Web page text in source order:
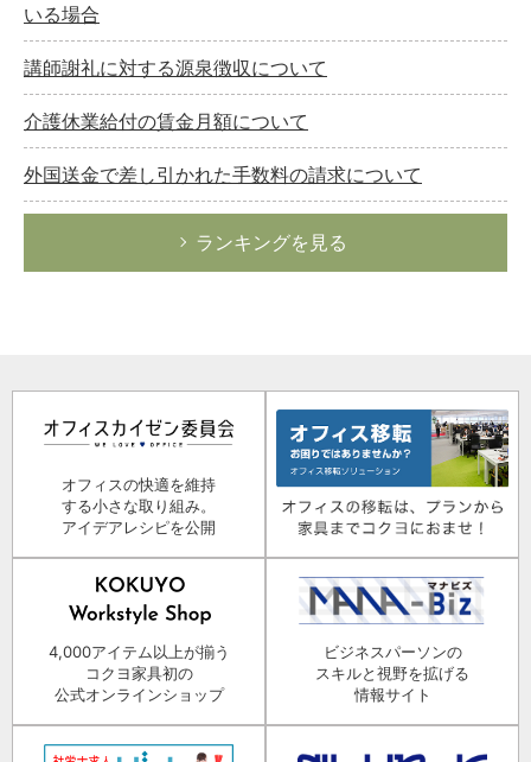
いる場合
講師謝礼に対する源泉徴収について
介護休業給付の賃金月額について
外国送金で差し引かれた手数料の請求について
ランキングを見る
オフィスの快適を維持
する小さな取り組み。
アイデアレシピを公開
4,000アイテム以上が揃う
コクヨ家具初の
公式オンラインショップ
ビジネスパーソンの
スキルと視野を拡げる
情報サイト